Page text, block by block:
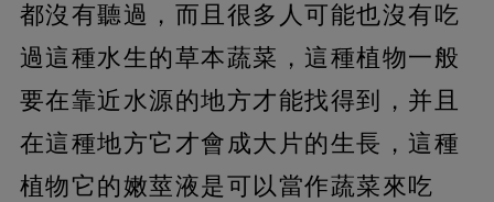
都沒有聽過， 而且很多人可能也沒有吃
過這種水生的草本蔬菜，這種植物一般
要在靠近水源的地方才能找得到，并且
在這種地方它才會成大片的生長，這種
植物它的嫩莖液是可以當作蔬菜來吃